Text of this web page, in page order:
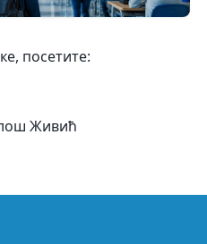
посетите:
Живић